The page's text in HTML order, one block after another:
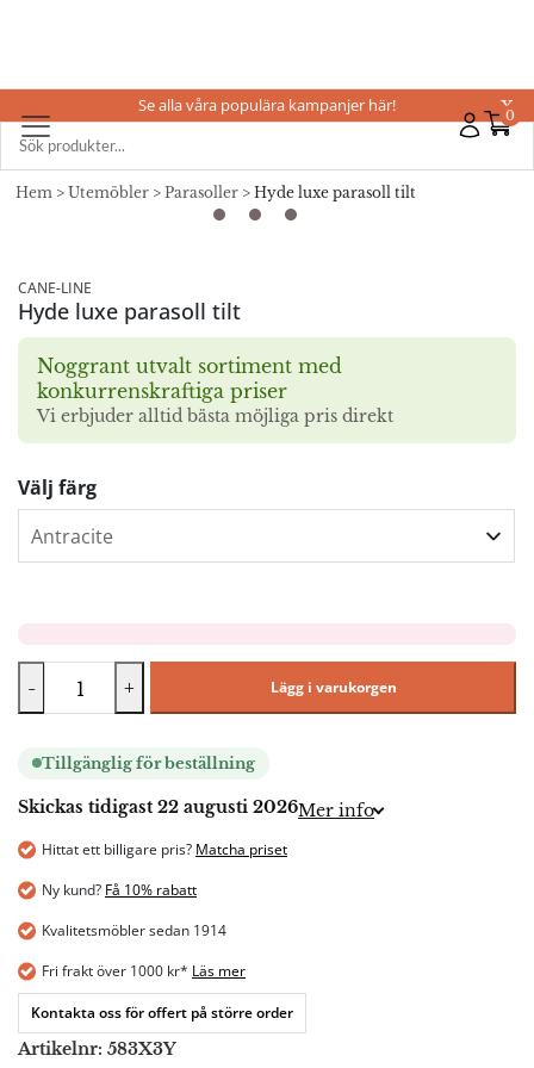
0
Se alla våra populära kampanjer här! X
Hem > Utemöbler > Parasoller > Hyde luxe parasoll tilt
CANE-LINE
Hyde luxe parasoll tilt
Noggrant utvalt sortiment med
konkurrenskraftiga priser
Vi erbjuder alltid bästa möjliga pris direkt
Välj färg
- + Lägg i varukorgen
Tillgänglig för beställning
Skickas tidigast 22 augusti 2026Mer info
Hittat ett billigare pris? Matcha priset
Ny kund? Få 10% rabatt
Kvalitetsmöbler sedan 1914
Fri frakt över 1000 kr* Läs mer
Kontakta oss för offert på större order
Artikelnr: 583X3Y